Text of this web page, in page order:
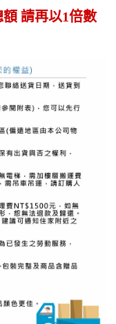
額 請再以1倍數